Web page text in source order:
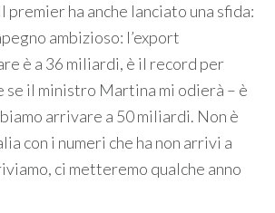
ha anche lanciato una sfida:
ambizioso: l’export
è a 36 miliardi, è il record per
se il ministro Martina mi odierà – è
arrivare a 50 miliardi. Non è
con i numeri che ha non arrivi a
ci metteremo qualche anno